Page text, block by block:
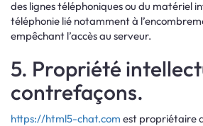
des lignes téléphoniques ou du matériel
téléphonie lié notamment à
empêchant l’accès au serveur.
5. Propriété
contrefaçons.
https://html5-chat.com est propriétaire